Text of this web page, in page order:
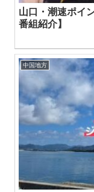
山口・潮速ポイ
番組紹介】
中国地方